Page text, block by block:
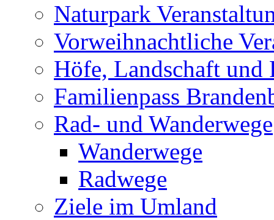
Naturpark
Vorweihnachtliche
Höfe, Landschaft und
Familienpass
Rad- und Wanderwege
Wanderwege
Radwege
Ziele im Umland